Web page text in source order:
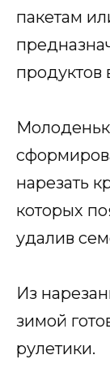
пакетам
продуктов
нарезать
которых
удалив
Из
зимой
рулетики.